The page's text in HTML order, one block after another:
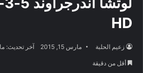
HD
زعيم الحلبة مارس 15, 2015 آخر تحديث: مارس
أقل من دقيقة